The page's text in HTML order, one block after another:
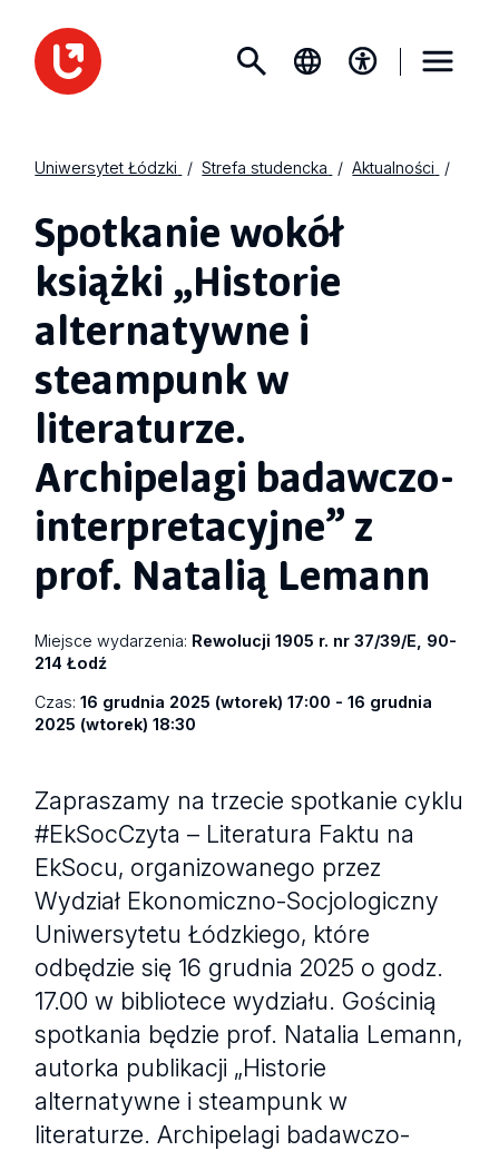
Uniwersytet Łódzki Strefa studencka Aktualności
Spotkanie wokół
książki „Historie
alternatywne i
steampunk w
literaturze.
Archipelagi badawczo-
interpretacyjne” z
prof. Natalią Lemann
Miejsce wydarzenia: Rewolucji 1905 r. nr 37/39/E, 90-
214 Łodź
Czas:16 grudnia 2025 (wtorek) 17:00 - 16 grudnia
2025 (wtorek) 18:30
Zapraszamy na trzecie spotkanie cyklu
#EkSocCzyta – Literatura Faktu na
EkSocu, organizowanego przez
Wydział Ekonomiczno-Socjologiczny
Uniwersytetu Łódzkiego, które
odbędzie się 16 grudnia 2025 o godz.
17.00 w bibliotece wydziału. Gościnią
spotkania będzie prof. Natalia Lemann,
autorka publikacji „Historie
alternatywne i steampunk w
literaturze. Archipelagi badawczo-